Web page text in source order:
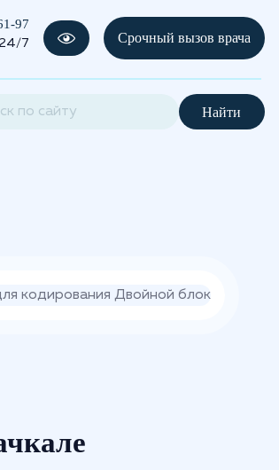
97
24/7 Срочный вызов врача
Найти